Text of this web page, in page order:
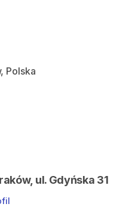
Polska
ul. Gdyńska 31